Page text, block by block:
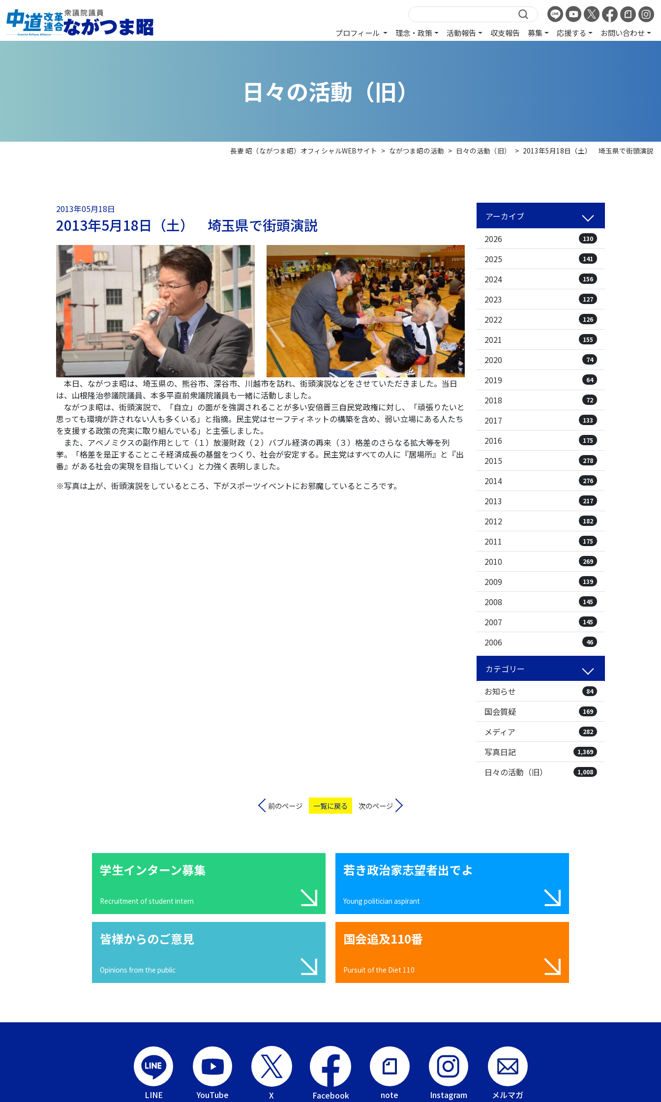
プロフィール 理念・政策 活動報告 収支報告 募集 応援する お問い合わせ
日々の活動 （旧）
長妻 昭（ながつま昭）オフィシャルWEBサイト > ながつま昭の活動 > 日々の活動（旧） > 2013年5月18日（土） 埼玉県で街頭演説
2013年05月18日
2013年5月18日（土） 埼玉県で街頭演説
本日、ながつま昭は、埼玉県の、熊谷市、深谷市、川越市を訪れ、街頭演説などをさせていただきました。当日
は、山根隆治参議院議員、本多平直前衆議院議員も一緒に活動しました。
ながつま昭は、街頭演説で、「自立」の面がを強調されることが多い安倍晋三自民党政権に対し、「頑張りたいと
思っても環境が許されない人も多くいる」と指摘。民主党はセーフティネットの構築を含め、弱い立場にある人たち
を支援する政策の充実に取り組んでいる」と主張しました。
また、アベノミクスの副作用として（１）放漫財政（２）バブル経済の再来（３）格差のさらなる拡大――等を列
挙。「格差を是正することこそ経済成長の基盤をつくり、社会が安定する。民主党はすべての人に『居場所』と『出
番』がある社会の実現を目指していく」と力強く表明しました。
※写真は上が、街頭演説をしているところ、下がスポーツイベントにお邪魔しているところです。
アーカイブ
2026
130
2025 141
2024 156
2023 127
2022 126
2021 155
2020 74
2019 64
2018 72
2017 133
2016 175
2015 278
2014 276
2013 217
2012 182
2011 175
2010 269
2009 139
2008 145
2007 145
2006 46
カテゴリー
お知らせ
84
国会質疑 169
メディア 282
写真日記 1,369
日々の活動（旧） 1,008
前のページ 一覧に戻る 次のページ
学生インターン募集
Recruitment of student intern
若き政治家志望者出でよ
Young politician aspirant
皆様からのご意見
Opinions from the public
国会追及110番
Pursuit of the Diet 110
LINE YouTube X Facebook note Instagram メルマガ